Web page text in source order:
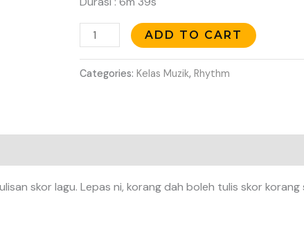
ADD TO CART
Categories: Kelas Muzik, Rhythm
skor lagu. Lepas ni, korang dah boleh tulis skor korang